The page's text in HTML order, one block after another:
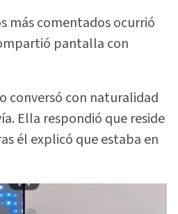
más comentados ocurrió
pantalla con
conversó con naturalidad
Ella respondió que reside
él explicó que estaba en